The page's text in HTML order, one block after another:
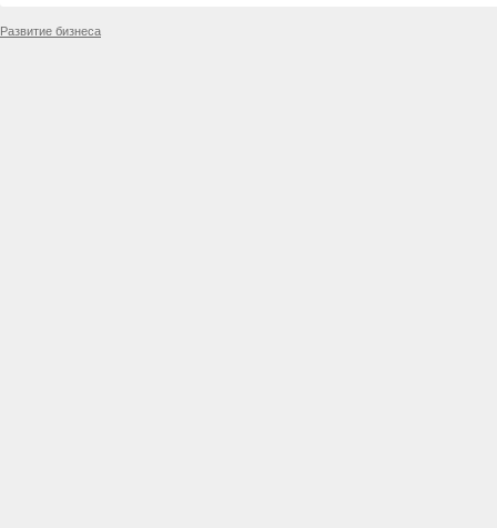
Развитие бизнеса